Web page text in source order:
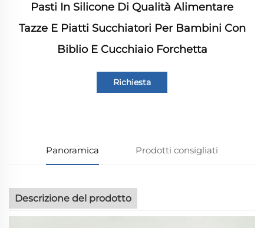
Pasti In Silicone Di Qualità Alimentare
Tazze E Piatti Succhiatori Per Bambini Con
Biblio E Cucchiaio Forchetta
Richiesta
Panoramica Prodotti consigliati
Descrizione del prodotto